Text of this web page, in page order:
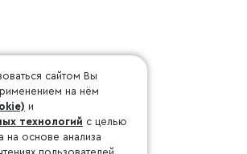
сайтом Вы
на нём
и
технологий с целью
на основе анализа